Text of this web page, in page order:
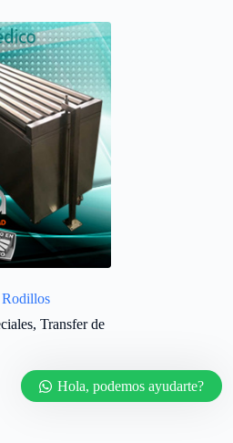
Rodillos
, Transfer de
equipo de atención y ventas.
está aquí para responder sus
preguntas.
Hola cuales son tus dudas?
Hola, podemos ayudarte?